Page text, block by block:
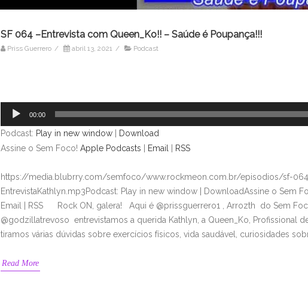
SF 064 –Entrevista com Queen_Ko!! – Saúde é Poupança!!!
Priss Guerrero / abril 13, 2021 / Podcast
áudio
00:00
Podcast: Play in new window
Download
Assine o Sem Foco! Apple Podcasts Email RSS
https://media.blubrry.com/semfoco/www.rockmeon.com.br/episodios/sf-
EntrevistaKathlyn.mp3Podcast: Play in new window | DownloadAssine o Sem
Email | RSS Rock ON, galera! Aqui é @prissguerrero1 , Arrozth do Sem
@godzillatrevoso entrevistamos a querida Kathlyn, a Queen_Ko, Profissional
tiramos várias dúvidas sobre exercícios físicos, vida saudável, curiosidades
Read More